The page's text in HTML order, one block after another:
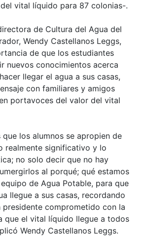
vital líquido para 87 colonias-.
de Cultura del Agua del
Wendy Castellanos Leggs,
de que los estudiantes
nuevos conocimientos acerca
llegar el agua a sus casas,
con familiares y amigos
portavoces del valor del vital
que los alumnos se apropien de
realmente significativo y lo
no solo decir que no hay
al porqué; qué estamos
de Agua Potable, para que
llegue a sus casas, recordando
presidente comprometido con la
que el vital líquido llegue a todos
Wendy Castellanos Leggs.